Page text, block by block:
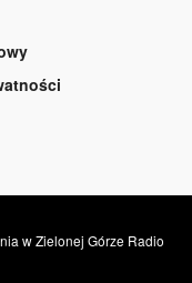
w Zielonej Górze Radio